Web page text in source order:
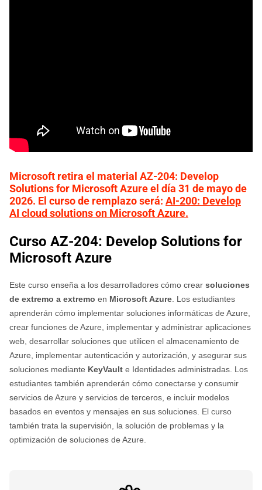
Microsoft retira el material AZ-204: Develop
Solutions for Microsoft Azure el día 31 de mayo de
2026. El curso de remplazo será: AI-200: Develop
AI cloud solutions on Microsoft Azure.
Curso AZ-204: Develop Solutions for
Microsoft Azure
Este curso enseña a los desarrolladores cómo crear soluciones
de extremo a extremo en Microsoft Azure . Los estudiantes
aprenderán cómo implementar soluciones informáticas de Azure,
crear funciones de Azure, implementar y administrar aplicaciones
web, desarrollar soluciones que utilicen el almacenamiento de
Azure, implementar autenticación y autorización, y asegurar sus
soluciones mediante KeyVault e Identidades administradas. Los
estudiantes también aprenderán cómo conectarse y consumir
servicios de Azure y servicios de terceros, e incluir modelos
basados en eventos y mensajes en sus soluciones. El curso
también trata la supervisión, la solución de problemas y la
optimización de soluciones de Azure.